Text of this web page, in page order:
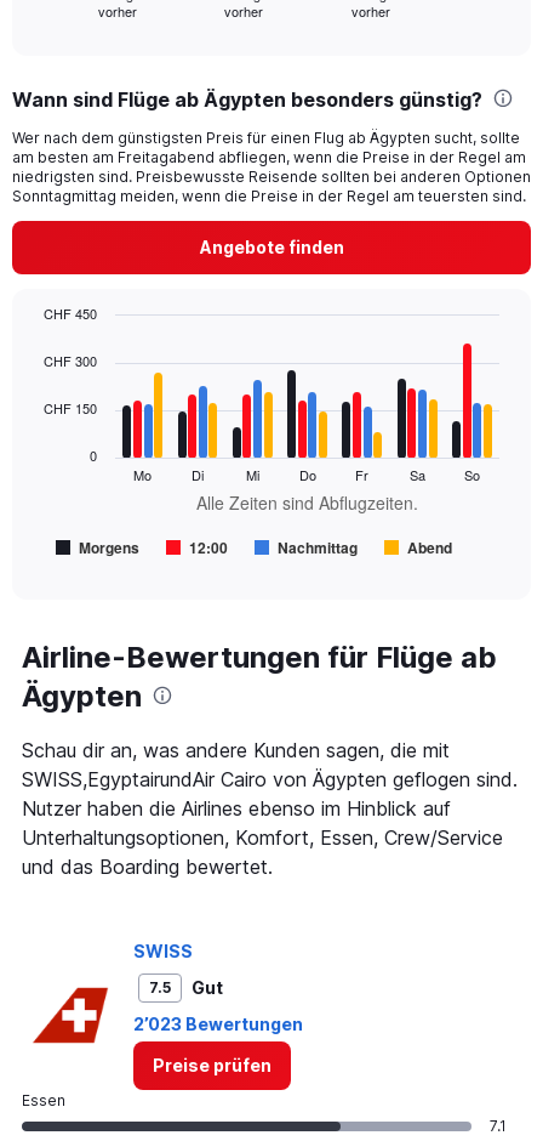
Range:
91
categories.
The
chart
has
displaying
Range:
to
vorher
vorher
vorher
Wann sind Flüge ab Ägypten besonders günstig?
Wer nach dem günstigsten Preis für einen Flug ab Ägypten sucht, sollte
am besten am Freitagabend abfliegen, wenn die Preise in der Regel am
niedrigsten sind. Preisbewusste Reisende sollten bei anderen Optionen
Sonntagmittag meiden, wenn die Preise in der Regel am teuersten sind.
Angebote finden
chart
data
Alle
Zeiten
sind
Abflugzeiten..
Range:
7
categories.
The
chart
has
1
Range:
to
graphic.
Alle Zeiten sind Abflugzeiten.
Morgens 12:00 Nachmittag Abend
Mo Di Mi Do Fr Sa So
0
CHF 150
CHF 300
CHF 450
End
Airline-Bewertungen für Flüge ab
Ägypten
Schau dir an, was andere Kunden sagen, die mit
SWISS,EgyptairundAir Cairo von Ägypten geflogen sind.
Nutzer haben die Airlines ebenso im Hinblick auf
Unterhaltungsoptionen, Komfort, Essen, Crew/Service
und das Boarding bewertet.
SWISS
7.5
Gut
2’023 Bewertungen
Preise prüfen
Essen
7.1